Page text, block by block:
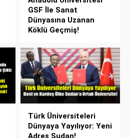
GSF İle Sanat
Dünyasına Uzanan
Köklü Geçmiş!
Türk Üniversiteleri
Dünyaya Yayılıyor: Yeni
Adres Sudan!